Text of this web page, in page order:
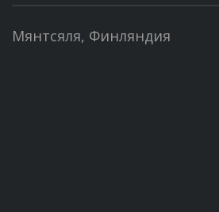
Мянтсяля, Финляндия